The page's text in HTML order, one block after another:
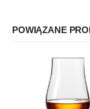
POWIĄZANE